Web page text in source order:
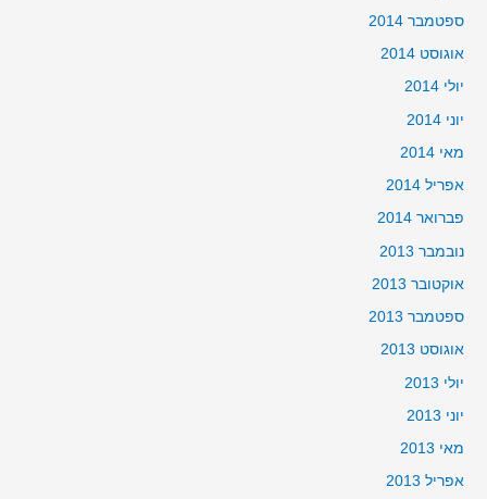
ספטמבר 2014
אוגוסט 2014
יולי 2014
יוני 2014
מאי 2014
אפריל 2014
פברואר 2014
נובמבר 2013
אוקטובר 2013
ספטמבר 2013
אוגוסט 2013
יולי 2013
יוני 2013
מאי 2013
אפריל 2013